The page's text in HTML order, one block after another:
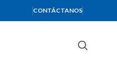
CONTÁCTANOS